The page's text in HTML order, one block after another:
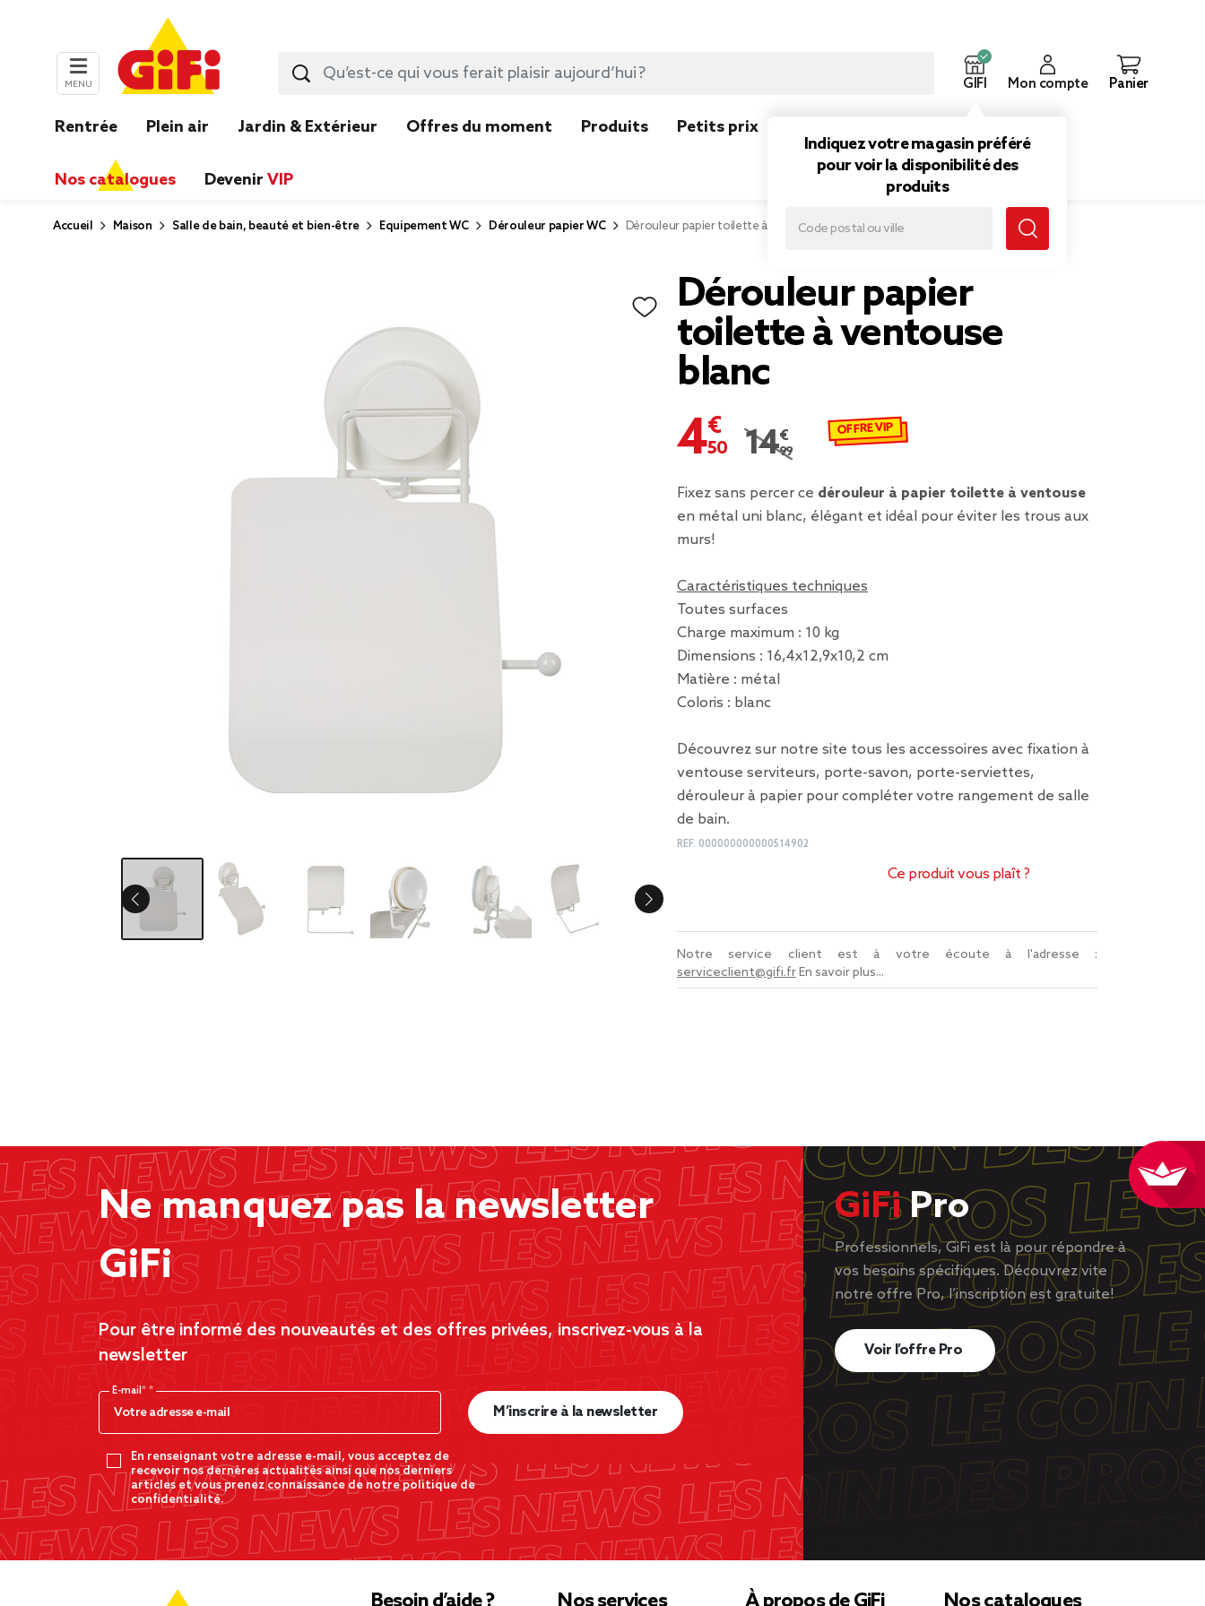
MENU GIFI
Indiquez votre magasin préféré
pour voir la disponibilité des
produits
Mon compte Panier
Rentrée Plein air Jardin & Extérieur Offres du moment Produits Petits prix
Nos catalogues Devenir VIP
Accueil Maison Salle de bain, beauté et bien-être Equipement WC Dérouleur papier WC Dérouleur papier toilette à ventouse blanc
Dérouleur papier
toilette à ventouse
blanc
4,50 €
Prix remisé de 14,99 € à 4,50 €
14,99 €
OFFRE VIP
Fixez sans percer ce dérouleur à papier toilette à ventouse
en métal uni blanc, élégant et idéal pour éviter les trous aux
murs!
Caractéristiques techniques
Toutes surfaces
Charge maximum : 10 kg
Dimensions : 16,4x12,9x10,2 cm
Matière : métal
Coloris : blanc
Découvrez sur notre site tous les accessoires avec fixation à
ventouse serviteurs, porte-savon, porte-serviettes,
dérouleur à papier pour compléter votre rangement de salle
de bain.
REF. 000000000000514902
Ce produit vous plaît ?
Notre service client est à votre écoute à l'adresse :
serviceclient@gifi.frEn savoir plus...
Ne manquez pas la newsletter
GiFi
Pour être informé des nouveautés et des offres privées, inscrivez-vous à la
newsletter
E-mail*
En renseignant votre adresse e-mail, vous acceptez de
recevoir nos dernères actualités ainsi que nos derniers
articles et vous prenez connaissance de notre politique de
confidentialité.
M’inscrire à la newsletter
GiFiPro
Professionnels, GiFi est là pour répondre à
vos besoins spécifiques. Découvrez vite
notre offre Pro, l’inscription est gratuite!
Voir l’offre Pro